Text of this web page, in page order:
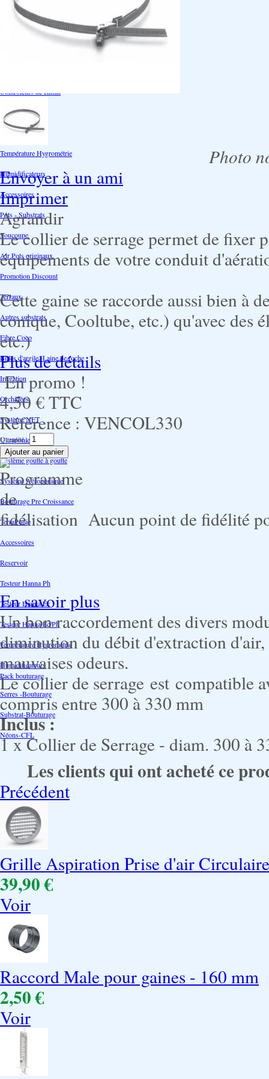
Ventilation
Ioniseur d'air -AirBulter
Contrôleurs de climat
Silencieux
Gaines
Température Hygrométrie
Humidificateurs
Accessoires
Pots - Substrats
Soucoupe
Air Pots originaux
Promotion Discount
Terraux
Autres substrats
Fibre Coco
Billes d'argile- Laine de roche
Irrigation
Orchidées
Système NFT
Ultraponie
Système goutte à goutte
Système Aéroponique
Bouturage Pre Croissance
TerraPonie
Accessoires
Reservoir
Testeur Hanna Ph
Testeur Hanna Ec
Testeur Hanna Ec/Ph
Température Hygrométrie
Humidificateurs
Pack bouturage
Serres -Bouturage
Substrat-Bouturage
Néons-CFL
Photo
Envoyer à un ami
Imprimer
Agrandir
Le collier de serrage permet de fixer
équipements de votre conduit
Cette gaine se raccorde aussi bien à
conique, Cooltube, etc.) qu'avec des
etc.)
Plus de détails
En promo !
4,50 €TTC
Référence : VENCOL330
Quantité :
Aucun point de fidélité
En savoir plus
Un bon raccordement des divers
diminution du débit d'extraction
mauvaises odeurs.
Le collier de serrage est compatible
compris entre 300 à 330 mm
Inclus :
1 x Collier de Serrage - diam. 300 à
Les clients qui ont acheté ce
Précédent
Grille Aspiration Prise d'air
39,90 €
Voir
Raccord Male pour gaines - 160 mm
2,50 €
Voir